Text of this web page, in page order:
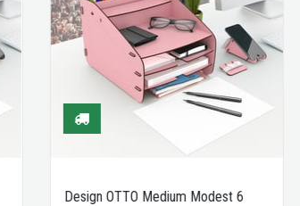
Design OTTO Medium Modest 6